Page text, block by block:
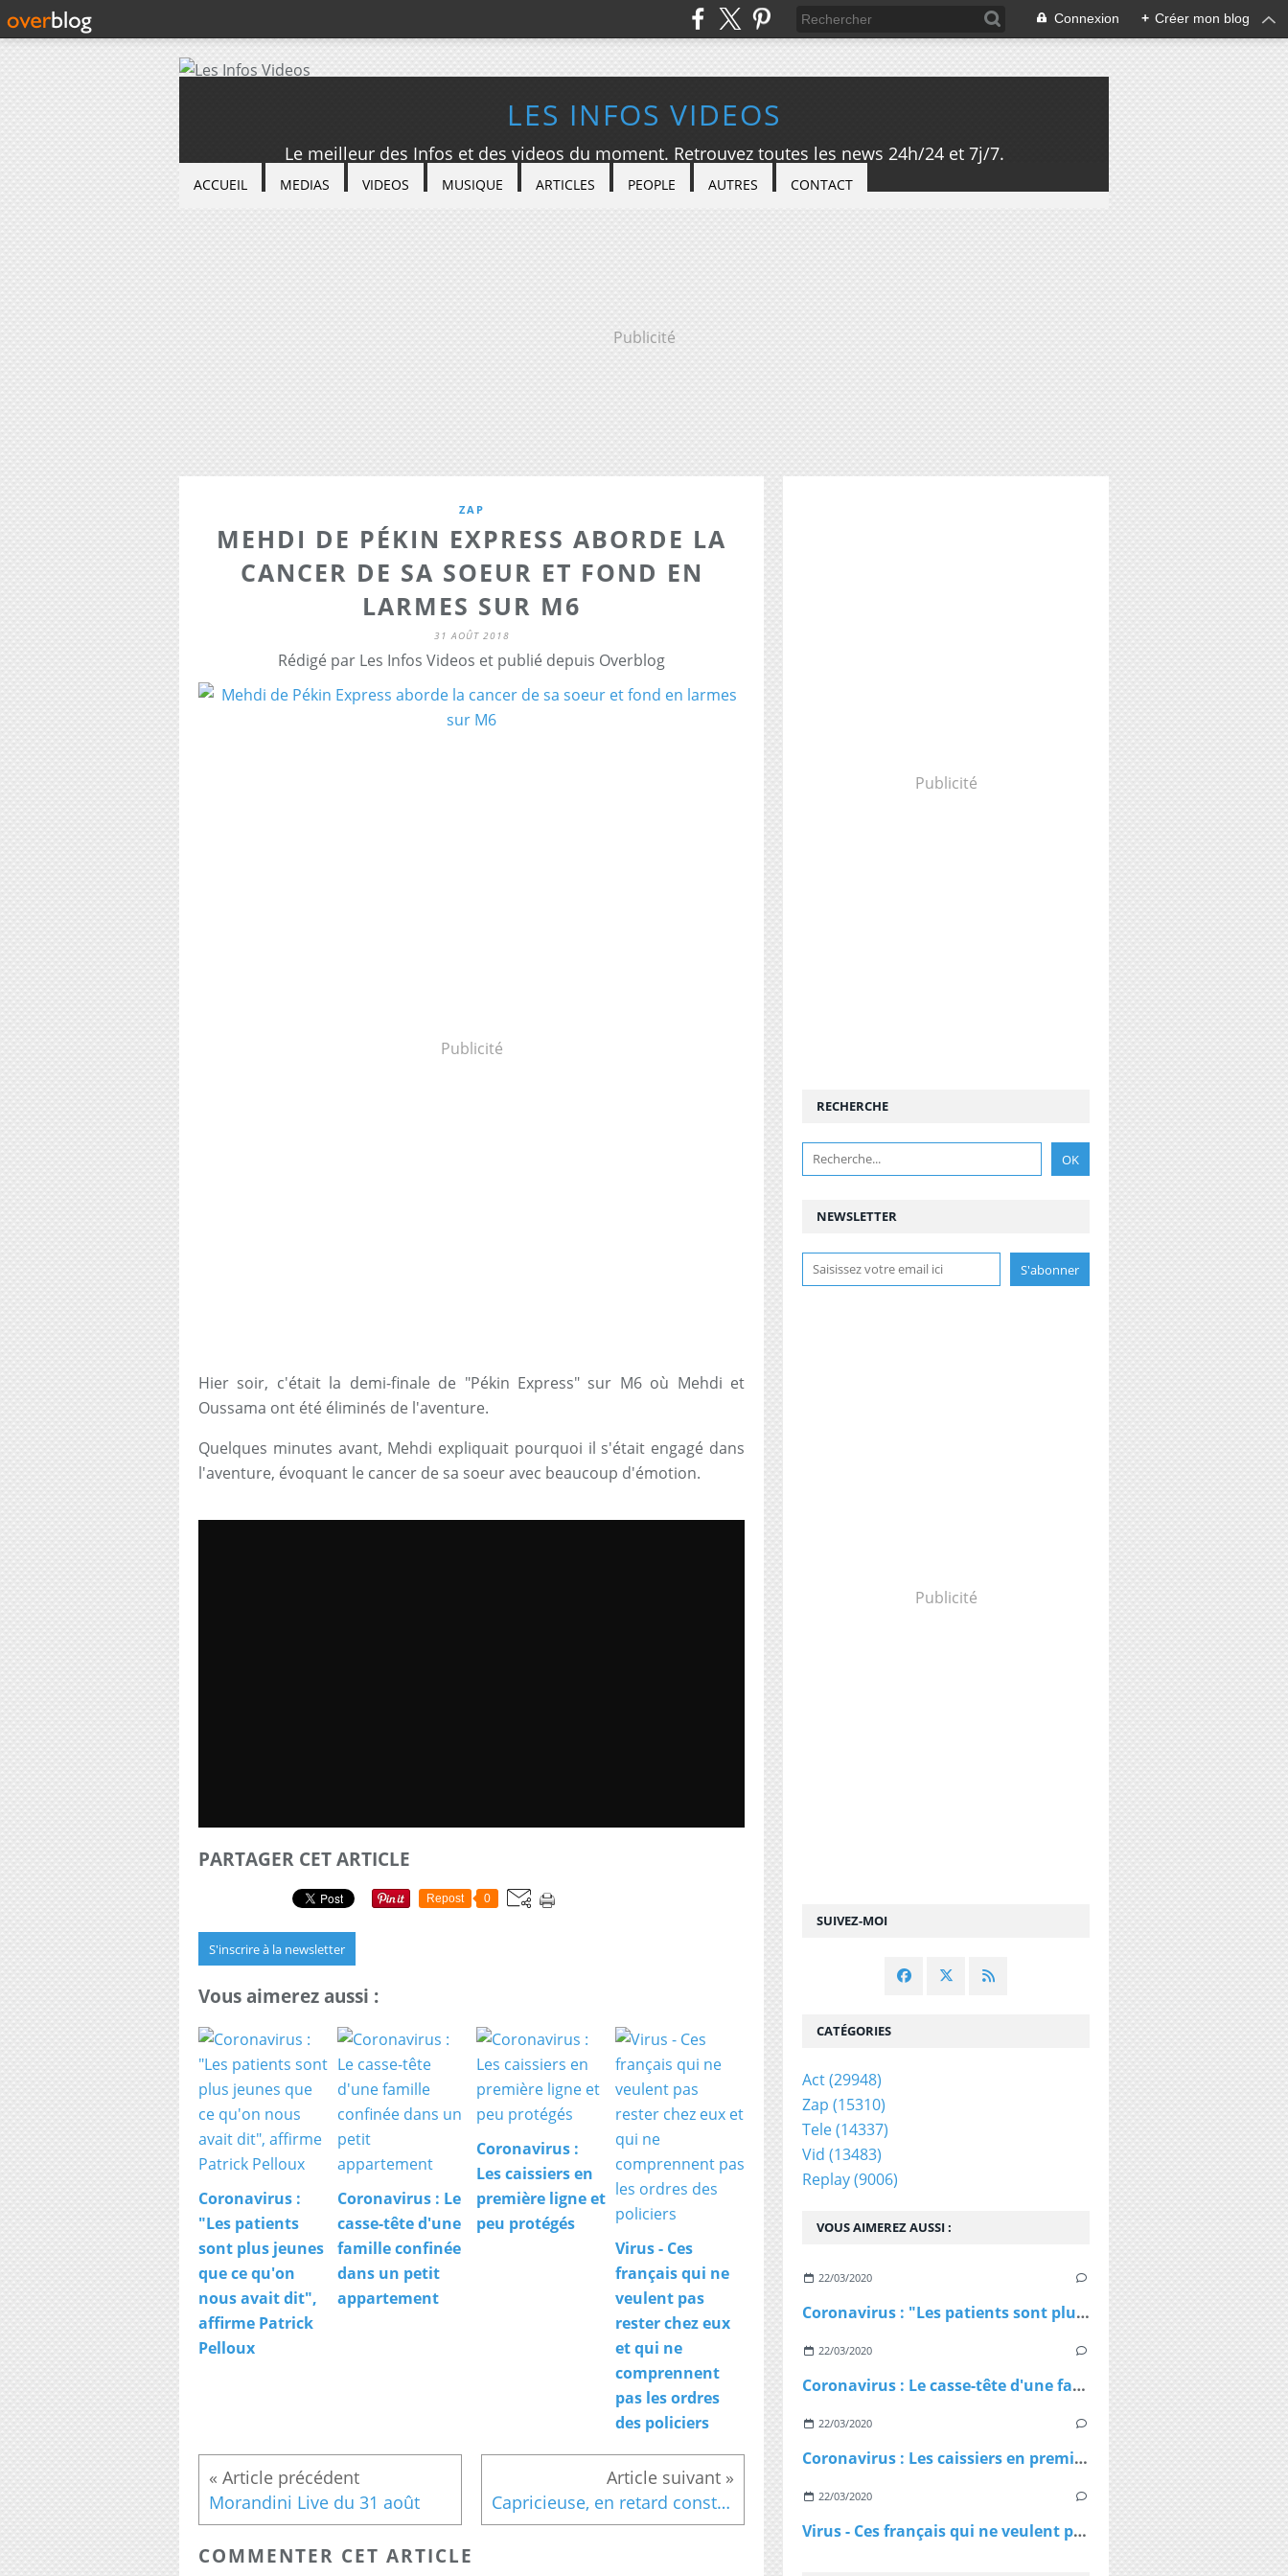
Connexion + Créer mon blog
LES INFOS VIDEOS
Le meilleur des Infos et des videos du moment. Retrouvez toutes les news 24h/24 et 7j/7.
ACCUEIL MEDIAS VIDEOS MUSIQUE ARTICLES PEOPLE AUTRES CONTACT
Publicité
ZAP
MEHDI DE PÉKIN EXPRESS ABORDE LA
CANCER DE SA SOEUR ET FOND EN
LARMES SUR M6
31 AOÛT 2018
Rédigé par Les Infos Videos et publié depuis Overblog
Publicité
Hier soir, c'était la demi-finale de "Pékin Express" sur M6 où Mehdi et
Oussama ont été éliminés de l'aventure.
Quelques minutes avant, Mehdi expliquait pourquoi il s'était engagé dans
l'aventure, évoquant le cancer de sa soeur avec beaucoup d'émotion.
PARTAGER CET ARTICLE
Repost 0
S'inscrire à la newsletter
Vous aimerez aussi :
Coronavirus :
"Les patients
sont plus jeunes
que ce qu'on
nous avait dit",
affirme Patrick
Pelloux
Coronavirus : Le
casse-tête d'une
famille confinée
dans un petit
appartement
Coronavirus :
Les caissiers en
première ligne et
peu protégés
Virus - Ces
français qui ne
veulent pas
rester chez eux
et qui ne
comprennent
pas les ordres
des policiers
Morandini Live du 31 août Capricieuse, en retard constant, Catherine Deneuve est-elle vraiment comme ça ?
COMMENTER CET ARTICLE
Publicité
NEWSLETTER
SUIVEZ-MOI
RECHERCHE
Publicité
VOUS AIMEREZ AUSSI :
22/03/2020
Coronavirus : "Les patients sont plus jeunes que ce qu'on nous avait dit", affirme Patrick Pelloux
22/03/2020
Coronavirus : Le casse-tête d'une famille confinée dans un petit appartement
22/03/2020
Coronavirus : Les caissiers en première ligne et peu protégés
22/03/2020
Virus - Ces français qui ne veulent pas rester chez eux et qui ne comprennent pas les ordres des policiers
CATÉGORIES
Act(29948)
Zap (15310)
Tele(14337)
Vid (13483)
Replay(9006)